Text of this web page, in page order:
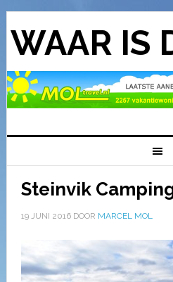
WAAR IS
Steinvik
19 JUNI 2016DOOR MARCEL MOL